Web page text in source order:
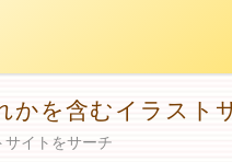
かを含むイラスト
サイトをサーチ